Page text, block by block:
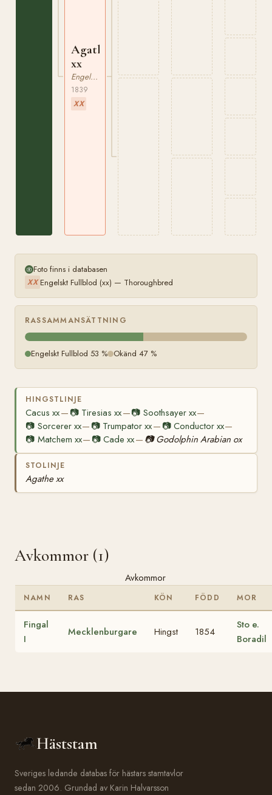
Agathe
xx
Engelskt Fullblod
1839
XX
Foto finns i databasen
XX Engelskt Fullblod (xx) — Thoroughbred
RASSAMMANSÄTTNING
Engelskt Fullblod 53 % Okänd 47 %
HINGSTLINJE
Cacus xx— 📷 Tiresias xx—📷 Soothsayer xx—
📷 Sorcerer xx— 📷 Trumpator xx— 📷 Conductor xx—
📷 Matchem xx— 📷Cade xx— 📷 Godolphin Arabian ox
STOLINJE
Agathe xx
Avkommor (1)
Avkommor
NAMN RAS KÖN FÖDD MOR
Fingal
I
Mecklenburgare Hingst 1854
Sto e.
Boradil
Häststam
Sveriges ledande databas för hästars stamtavlor
sedan 2006. Grundad av Karin Halvarsson